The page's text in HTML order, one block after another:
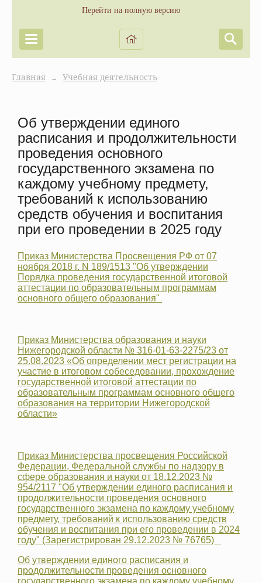
Перейти на полную версию
Главная → Учебная деятельность
Об утверждении единого
расписания и продолжительности
проведения основного
государственного экзамена по
каждому учебному предмету,
требований к использованию
средств обучения и воспитания
при его проведении в 2025 году
Приказ Министерства Просвещения РФ от 07
ноября 2018 г. N 189/1513 "Об утверждении
Порядка проведения государственной итоговой
аттестации по образовательным программам
основного общего образования"
Приказ Министерства образования и науки
Нижегородской области № 316-01-63-2275/23 от
25.08.2023 «Об определении мест регистрации на
участие в итоговом собеседовании, прохождение
государственной итоговой аттестации по
образовательным программам основного общего
образования на территории Нижегородской
области»
Приказ Министерства просвещения Российской
Федерации, Федеральной службы по надзору в
сфере образования и науки от 18.12.2023 №
954/2117 "Об утверждении единого расписания и
продолжительности проведения основного
государственного экзамена по каждому учебному
предмету, требований к использованию средств
обучения и воспитания при его проведении в 2024
году" (Зарегистрирован 29.12.2023 № 76765)
Об утверждении единого расписания и
продолжительности проведения основного
государственного экзамена по каждому учебному